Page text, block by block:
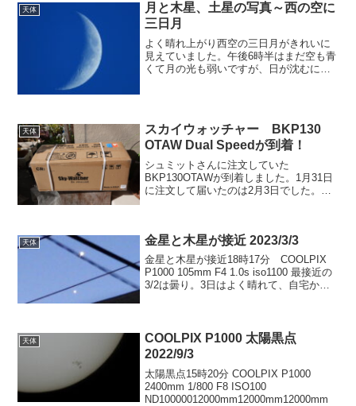
ク側に大きくせり出しま...
天体
月と木星、土星の写真～西の空に
三日月
よく晴れ上がり西空の三日月がきれいに
見えていました。午後6時半はまだ空も青
くて月の光も弱いですが、日が沈むに従
天体
スカイウォッチャー BKP130
OTAW Dual Speedが到着！
シュミットさんに注文していた
BKP130OTAWが到着しました。1月31日
に注文して届いたのは2月3日でした。税
ツやカ...
天体 金星と木星が接近 2023/3/3
金星と木星が接近18時17分 COOLPIX
P1000 105mm F4 1.0s iso1100 最接近の
3/2は曇り。3日はよく晴れて、自宅から
天体
COOLPIX P1000 太陽黒点
2022/9/3
太陽黒点15時20分 COOLPIX P1000
2400mm 1/800 F8 ISO100
ND10000012000mm12000mm12000mm